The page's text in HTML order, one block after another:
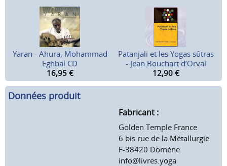
Yaran - Ahura, Mohammad
Eghbal CD
16,95 €
Patanjali et les Yogas sûtras
- Jean Bouchart d’Orval
12,90 €
Données produit
Fabricant :
Golden Temple France
6 bis rue de la Métallurgie
F-38420 Domène
info@livres.yoga